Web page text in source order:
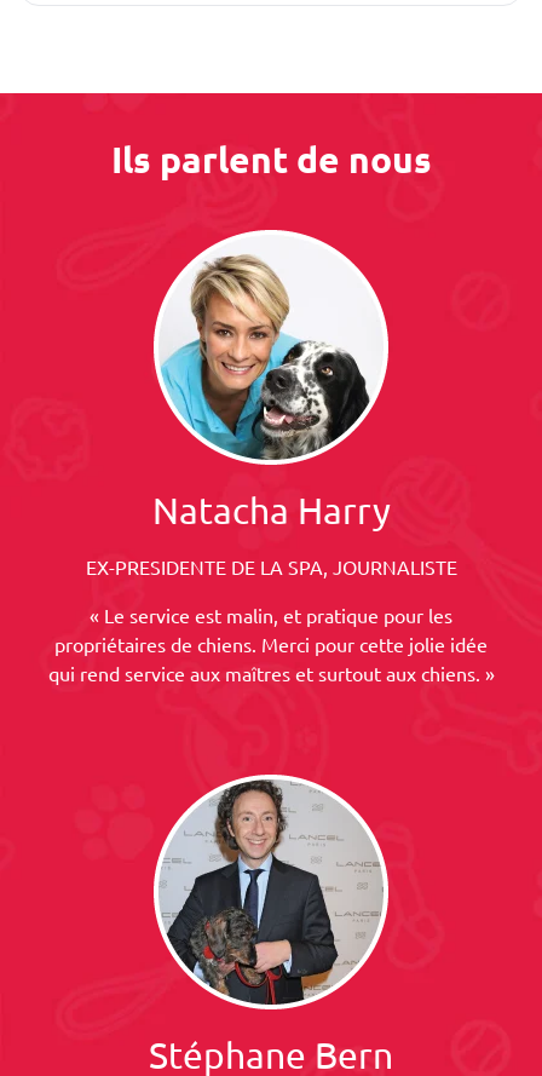
Ils parlent de nous
Natacha Harry
EX-PRESIDENTE DE LA SPA, JOURNALISTE
« Le service est malin, et pratique pour les
propriétaires de chiens. Merci pour cette jolie idée
qui rend service aux maîtres et surtout aux chiens. »
Stéphane Bern